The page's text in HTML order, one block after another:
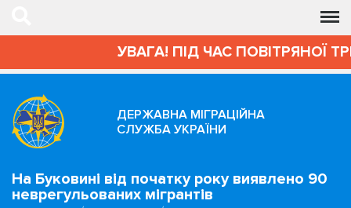
УВАГА! ПІД ЧАС ПОВІТРЯНОЇ
ДЕРЖАВНА МІГРАЦІЙНА
СЛУЖБА УКРАЇНИ
На Буковині від початку року виявлено 90
неврегульованих мігрантів